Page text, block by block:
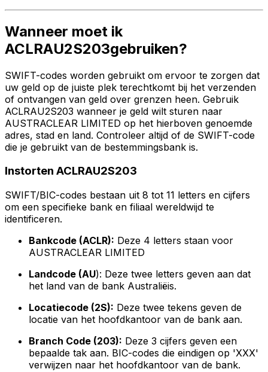
Wanneer moet ik
ACLRAU2S203gebruiken?
SWIFT-codes worden gebruikt om ervoor te zorgen dat
uw geld op de juiste plek terechtkomt bij het verzenden
of ontvangen van geld over grenzen heen. Gebruik
ACLRAU2S203 wanneer je geld wilt sturen naar
AUSTRACLEAR LIMITED op het hierboven genoemde
adres, stad en land. Controleer altijd of de SWIFT-code
die je gebruikt van de bestemmingsbank is.
Instorten ACLRAU2S203
SWIFT/BIC-codes bestaan uit 8 tot 11 letters en cijfers
om een specifieke bank en filiaal wereldwijd te
identificeren.
Bankcode (ACLR): Deze 4 letters staan voor
AUSTRACLEAR LIMITED
Landcode (AU): Deze twee letters geven aan dat
het land van de bank Australiëis.
Locatiecode (2S): Deze twee tekens geven de
locatie van het hoofdkantoor van de bank aan.
Branch Code (203): Deze 3 cijfers geven een
bepaalde tak aan. BIC-codes die eindigen op 'XXX'
verwijzen naar het hoofdkantoor van de bank.